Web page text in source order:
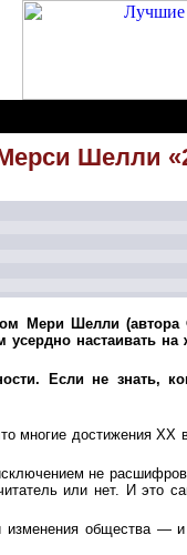
Шелли
Мери Шелли
настаивать
Если не знать,
многие достижения
не
или нет. И это
общества —